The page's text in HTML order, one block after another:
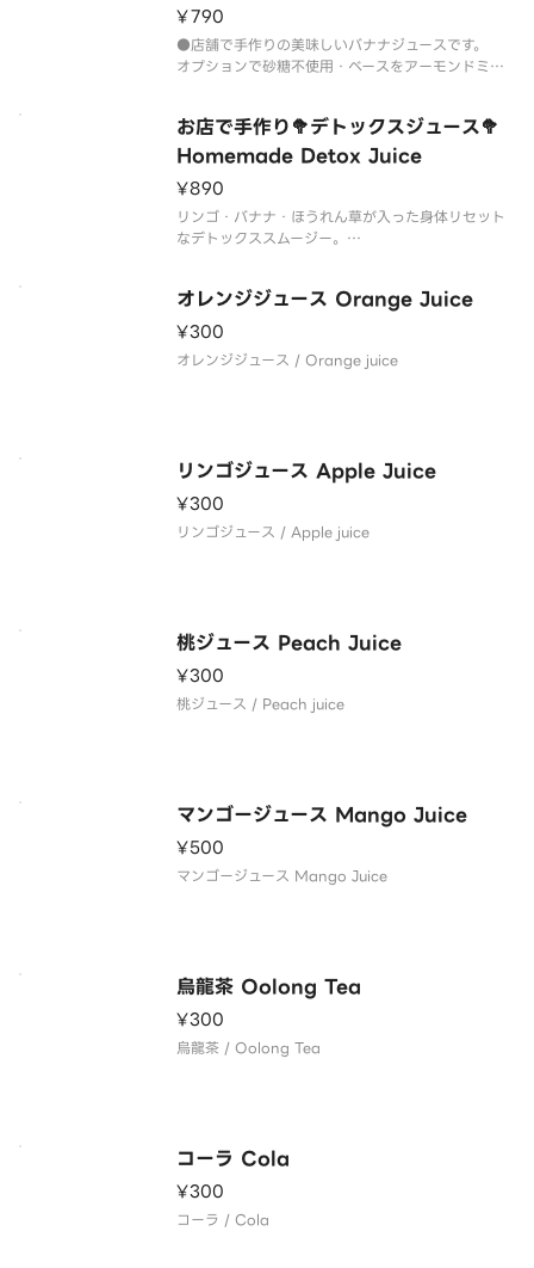
¥790
●店舗で手作りの美味しいバナナジュースです。
オプションで砂糖不使用・ベースをアーモンドミル
お店で手作り🥦デトックスジュース🥦
Homemade Detox Juice
¥890
リンゴ・バナナ・ほうれん草が入った身体リセット
なデトックススムージー。
A detox smoothie with apples bananas and s
pinach to reset your body.
オレンジジュース Orange Juice
¥300
オレンジジュース / Orange juice
リンゴジュース Apple Juice
¥300
リンゴジュース / Apple juice
桃ジュース Peach Juice
¥300
桃ジュース / Peach juice
マンゴージュース Mango Juice
¥500
マンゴージュース Mango Juice
烏龍茶 Oolong Tea
¥300
烏龍茶 / Oolong Tea
コーラ Cola
¥300
コーラ / Cola